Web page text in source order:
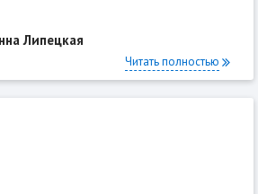
Липецкая
Читать полностью